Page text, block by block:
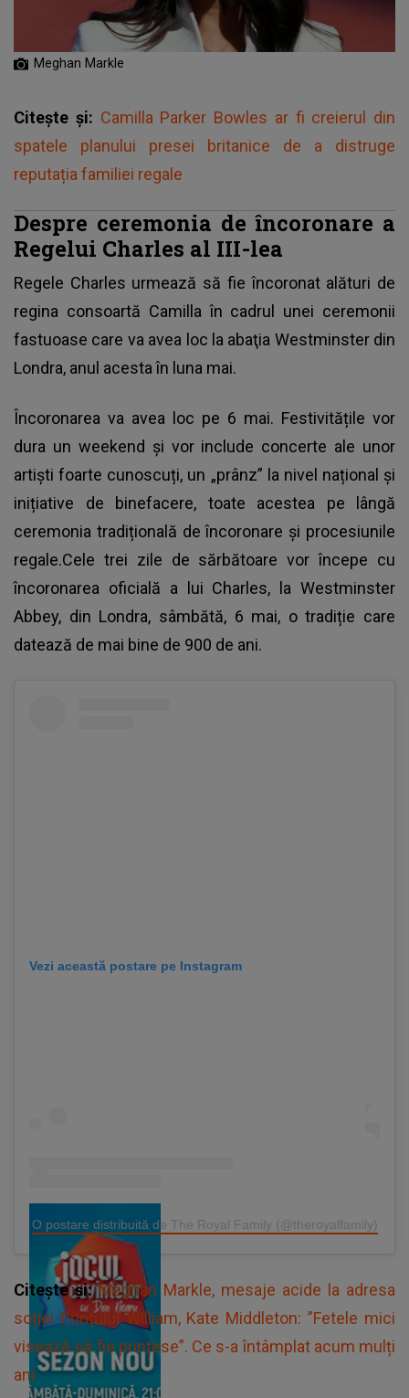
Meghan Markle
Citește și: Camilla Parker Bowles ar fi creierul din
spatele planului presei britanice de a distruge
reputația familiei regale
Despre ceremonia de încoronare a
Regelui Charles al III-lea
Regele Charles urmează să fie încoronat alături de
regina consoartă Camillaîn cadrul unei ceremonii
fastuoase care va avea loc la abaţia Westminster din
Londra, anul acesta în luna mai.
Încoronarea va avea loc pe 6 mai. Festivitățile vor
dura un weekend și vor include concerte ale unor
artiști foarte cunoscuți, un „prânz” la nivel național și
inițiative de binefacere, toate acestea pe lângă
ceremonia tradițională de încoronare și procesiunile
regale.Cele trei zile de sărbătoare vor începe cu
încoronarea oficială a lui Charles, la Westminster
Abbey, din Londra, sâmbătă, 6 mai, o tradiție care
datează de mai bine de 900 de ani.
Vezi această postare pe Instagram
O postare distribuită de The Royal Family (@theroyalfamily)
Citește și:Meghan Markle, mesaje acide la adresa
soției Prințului William, Kate Middleton: ”Fetele mici
visează să fie prințese”. Ce s-a întâmplat acum mulți
ani